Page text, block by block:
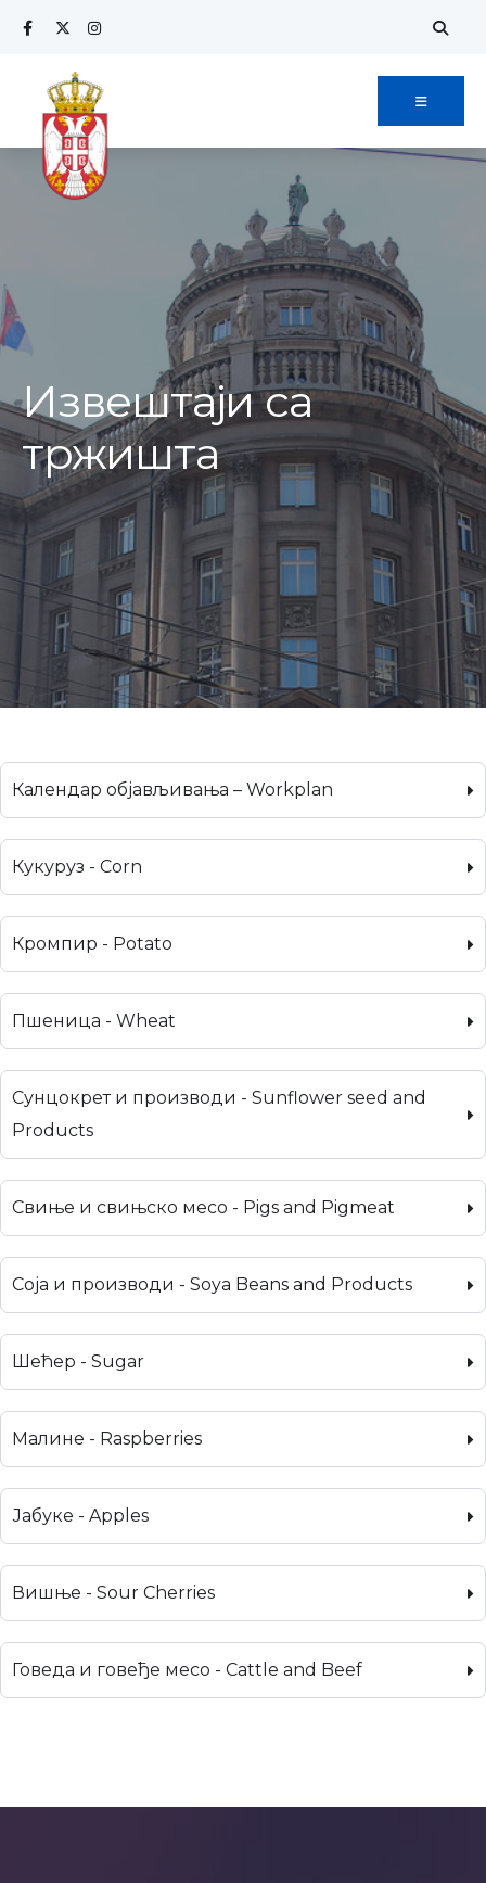
Извештаји са
тржишта
Календар објављивања – Workplan
Кукуруз - Corn
Кромпир - Potato
Пшеница - Wheat
Сунцокрет и производи - Sunflower seed and
Products
Свиње и свињско месо - Pigs and Pigmeat
Соја и производи - Soya Beans and Products
Шећер - Sugar
Малине - Raspberries
Јабуке - Apples
Вишње - Sour Cherries
Говеда и говеђе месо - Cattle and Beef